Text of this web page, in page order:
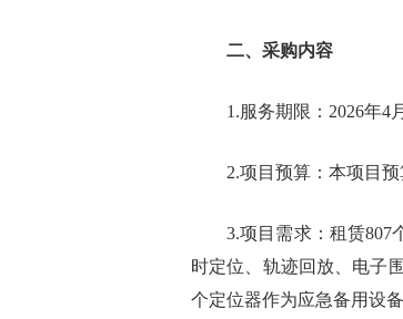
二、采购内容
1.服务期限：2026年4
2.项目预算：本项目
3.项目需求：租赁807
时定位、轨迹回放、电子
个定位器作为应急备用设